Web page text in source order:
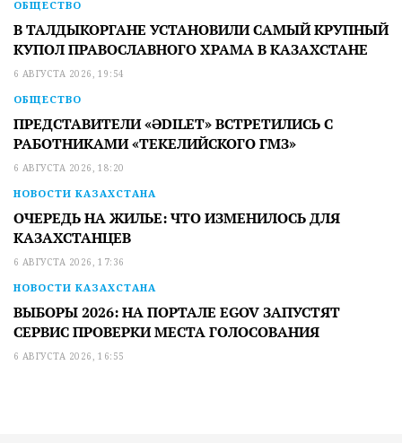
ОБЩЕСТВО
В ТАЛДЫКОРГАНЕ УСТАНОВИЛИ САМЫЙ КРУПНЫЙ
КУПОЛ ПРАВОСЛАВНОГО ХРАМА В КАЗАХСТАНЕ
6 АВГУСТА 2026, 19:54
ОБЩЕСТВО
ПРЕДСТАВИТЕЛИ «ӘDILET» ВСТРЕТИЛИСЬ С
РАБОТНИКАМИ «ТЕКЕЛИЙСКОГО ГМЗ»
6 АВГУСТА 2026, 18:20
НОВОСТИ КАЗАХСТАНА
ОЧЕРЕДЬ НА ЖИЛЬЕ: ЧТО ИЗМЕНИЛОСЬ ДЛЯ
КАЗАХСТАНЦЕВ
6 АВГУСТА 2026, 17:36
НОВОСТИ КАЗАХСТАНА
ВЫБОРЫ 2026: НА ПОРТАЛЕ EGOV ЗАПУСТЯТ
СЕРВИС ПРОВЕРКИ МЕСТА ГОЛОСОВАНИЯ
6 АВГУСТА 2026, 16:55